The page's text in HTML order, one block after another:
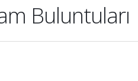
Buluntuları